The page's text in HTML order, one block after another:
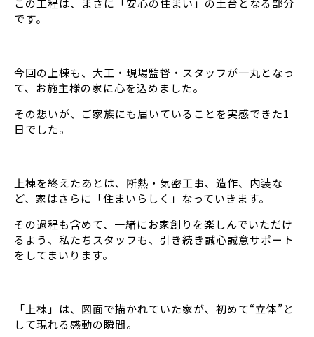
この工程は、まさに「安心の住まい」の土台となる部分
です。
今回の上棟も、大工・現場監督・スタッフが一丸となっ
て、お施主様の家に心を込めました。
その想いが、ご家族にも届いていることを実感できた1
日でした。
上棟を終えたあとは、断熱・気密工事、造作、内装な
ど、家はさらに「住まいらしく」なっていきます。
その過程も含めて、一緒にお家創りを楽しんでいただけ
るよう、私たちスタッフも、引き続き誠心誠意サポート
をしてまいります。
「上棟」は、図面で描かれていた家が、初めて“立体”と
して現れる感動の瞬間。